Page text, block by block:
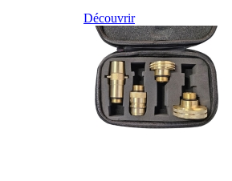
Découvrir